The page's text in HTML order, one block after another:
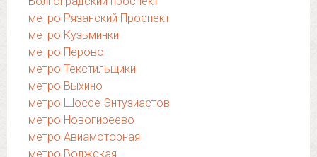
метро Рязанский Проспект
метро Кузьминки
метро Перово
метро Текстильщики
метро Выхино
метро Шоссе Энтузиастов
метро Новогиреево
метро Авиамоторная
метро Волжская